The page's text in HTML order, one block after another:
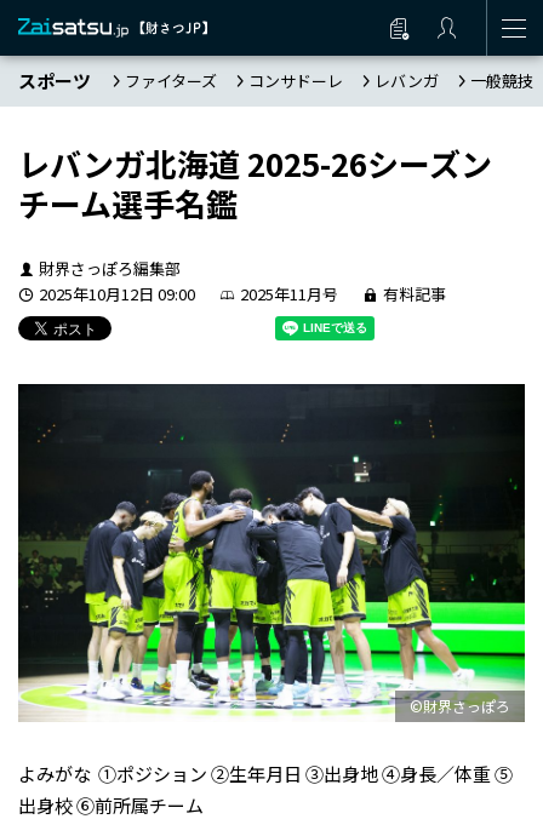
スポーツ ファイターズ コンサドーレ レバンガ 一般競技
レバンガ北海道 2025-26シーズン
チーム選手名鑑
財界さっぽろ編集部
2025年10月12日 09:00
2025年11月号 有料記事
©財界さっぽろ
よみがな ①ポジション ②生年月日 ③出身地 ④身長／体重 ⑤
出身校 ⑥前所属チーム